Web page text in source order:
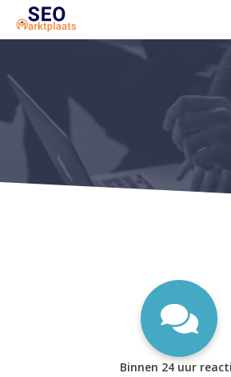
SEO tools reviews
Marketeer bij jou in de
Offerte
1. Seo voor
2. Onderzoeken +
Binnen 24 uur